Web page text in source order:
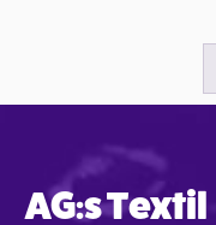
AG:s Textil